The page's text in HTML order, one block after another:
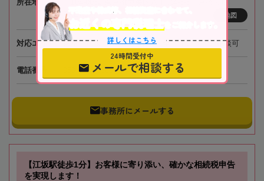
所在地
PREX6階
地図
対応エリア 東京、埼玉、神奈川、千葉、全国オンライン相談可
電話番号 050-5268-8565
事務所にメールする
【江坂駅徒歩1分】お客様に寄り添い、確かな相続税申告
を実現します！
不動産や株式等、相続資産に合わせて、
お近くの専門税理士
をご紹介します。
詳しくはこちら
24時間受付中
メールで相談する